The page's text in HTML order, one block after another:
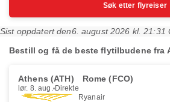
Søk etter flyreiser
Sist oppdatert den6. august 2026 kl. 21:31
Bestill og få de beste flytilbudene fra
Athens (ATH) Rome (FCO)
lør. 8. aug. Direkte
Ryanair